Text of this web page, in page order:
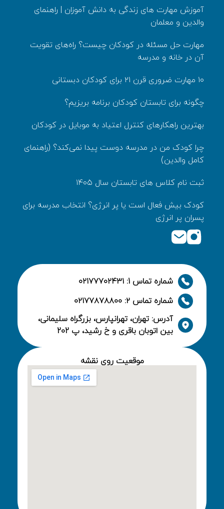
آموزش مهارت های زندگی به دانش‌ آموزان | راهنمای
والدین و معلمان
مهارت حل مسئله در کودکان چیست؟ راه‌های تقویت
آن در خانه و مدرسه
۱۰ مهارت ضروری قرن ۲۱ برای کودکان دبستانی
چگونه برای تابستان کودکان برنامه بریزیم؟
بهترین راهکارهای کنترل اعتیاد به موبایل در کودکان
چرا کودک من در مدرسه دوست پیدا نمی‌کند؟ (راهنمای
کامل والدین)
ثبت نام کلاس های تابستان سال ۱۴۰۵
کودک بیش‌ فعال است یا پر انرژی؟ انتخاب مدرسه برای
پسران پر انرژی
شماره تماس 1: ۰۲۱۷۷۷۰۲۴۳۱
شماره تماس ۲: ۰۲۱۷۷۸۷۸۸۰۰
آدرس: تهران، تهرانپارس، بزرگراه سلیمانی،
بین اتوبان باقری و خ رشید، پ 202
موقعیت روی نقشه